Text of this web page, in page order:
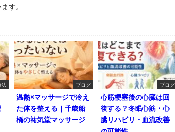
す。
法 ブログ
温熱×マッサージで冷え
た体を整える｜千歳船
橋の祐気堂マッサージ
ブログ
心筋梗塞後の心臓は回
復する？冬眠心筋・心
臓リハビリ・血流改善